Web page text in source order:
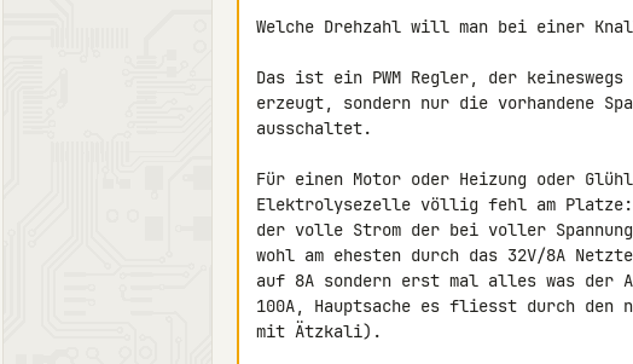
Welche Drehzahl will man bei einer
Das ist ein PWM Regler, der
erzeugt, sondern nur die vorhandene
ausschaltet.
Für einen Motor oder Heizung oder
Elektrolysezelle völlig fehl am
der volle Strom der bei voller
wohl am ehesten durch das 32V/8A
auf 8A sondern erst mal alles was der
100A, Hauptsache es fliesst durch den
mit Ätzkali).